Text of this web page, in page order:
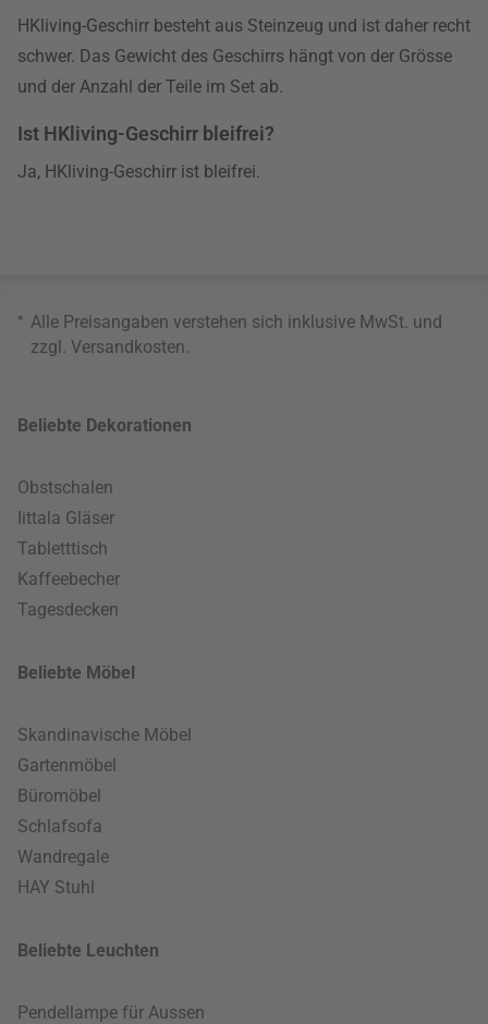
HKliving-Geschirr besteht aus Steinzeug und ist daher recht
schwer. Das Gewicht des Geschirrs hängt von der Grösse
und der Anzahl der Teile im Set ab.
Ist HKliving-Geschirr bleifrei?
Ja, HKliving-Geschirr ist bleifrei.
* Alle Preisangaben verstehen sich inklusive MwSt. und
zzgl. Versandkosten.
Beliebte Dekorationen
Obstschalen
Iittala Gläser
Tabletttisch
Kaffeebecher
Tagesdecken
Beliebte Möbel
Skandinavische Möbel
Gartenmöbel
Büromöbel
Schlafsofa
Wandregale
HAY Stuhl
Beliebte Leuchten
Pendellampe für Aussen